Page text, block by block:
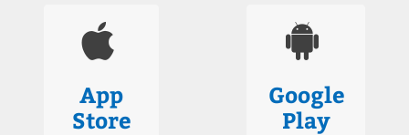
App
Store
Google
Play